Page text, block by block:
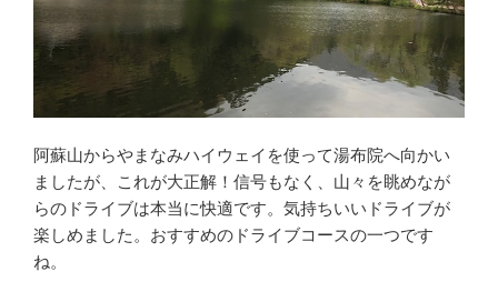
阿蘇山からやまなみハイウェイを使って湯布院へ向かい
ましたが、これが大正解！信号もなく、山々を眺めなが
らのドライブは本当に快適です。気持ちいいドライブが
楽しめました。おすすめのドライブコースの一つです
ね。